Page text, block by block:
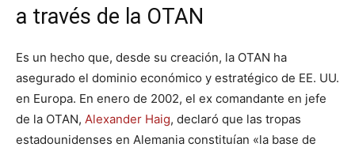
a través de la OTAN
Es un hecho que, desde su creación, la OTAN ha
asegurado el dominio económico y estratégico de EE. UU.
en Europa. En enero de 2002, el ex comandante en jefe
de la OTAN, Alexander Haig, declaró que las tropas
estadounidenses en Alemania constituían «la base de